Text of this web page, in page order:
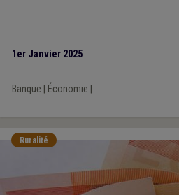
1er Janvier 2025
Banque Économie
Ruralité